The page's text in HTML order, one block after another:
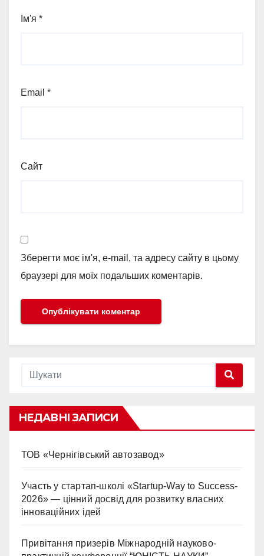
Ім'я *
Email *
Сайт
Зберегти моє ім'я, e-mail, та адресу сайту в цьому
браузері для моїх подальших коментарів.
НЕДАВНІ ЗАПИСИ
ТОВ «Чернігівський автозавод»
Участь у стартап-школі «Startup-Way to Success-
2026» — цінний досвід для розвитку власних
інноваційних ідей
Привітання призерів Міжнародній науково-